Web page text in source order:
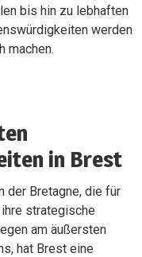
bis hin zu lebhaften
werden
machen.
in Brest
der Bretagne, die für
strategische
am äußersten
hat Brest eine